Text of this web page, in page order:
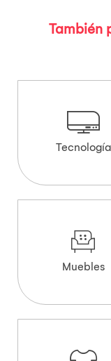
También
Tecnología
Muebles